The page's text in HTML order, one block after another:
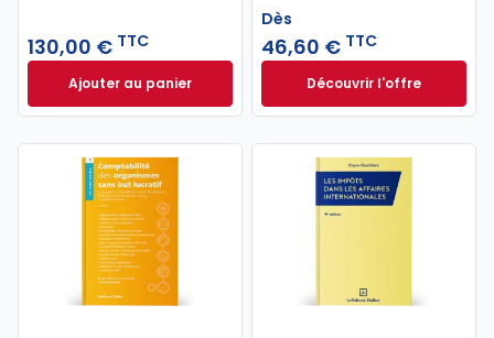
130,00 € TTC
Ajouter au panierCode Pratique OHADA 2026-2027 à 130,00 € TTC
Dès
46,60 € TTC
Découvrir l'offre
Le guide pénal
Dès